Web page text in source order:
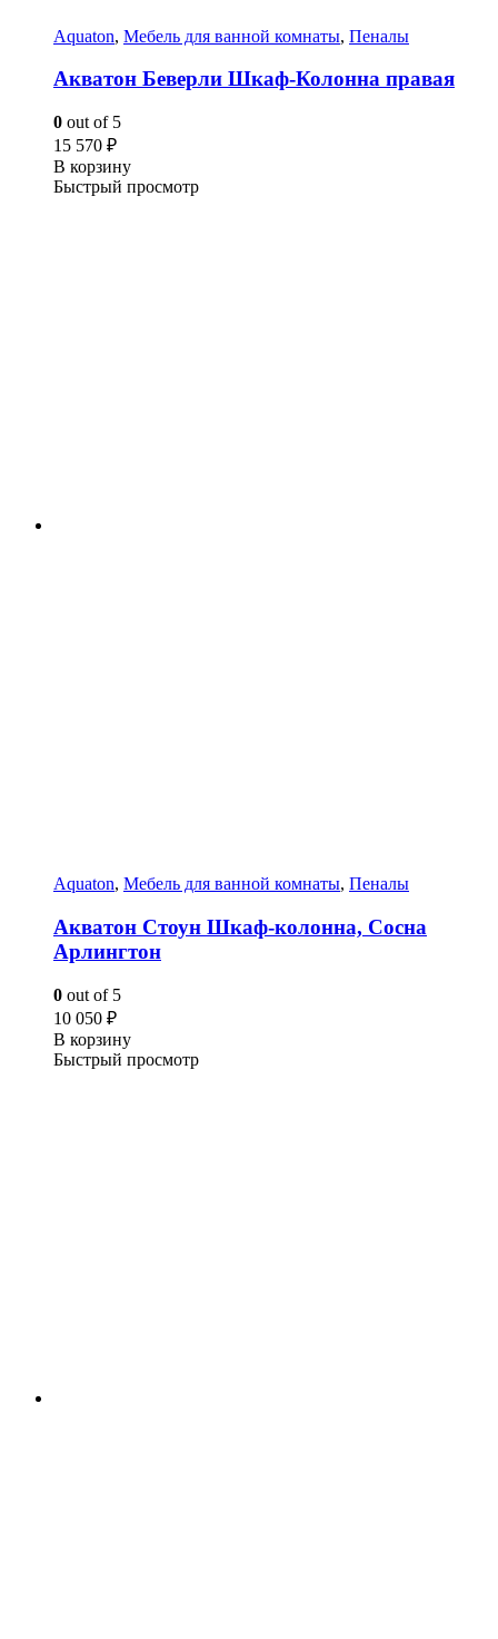
Aquaton, Мебель для ванной комнаты, Пеналы
Акватон Беверли Шкаф-Колонна правая
0 out of 5
15 570 ₽
В корзину
Быстрый просмотр
Aquaton, Мебель для ванной комнаты, Пеналы
Акватон Стоун Шкаф-колонна, Сосна
Арлингтон
0 out of 5
10 050 ₽
В корзину
Быстрый просмотр